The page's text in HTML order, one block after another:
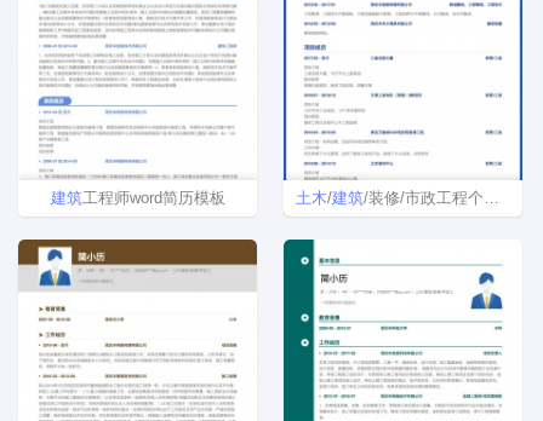
建筑工程师word简历模板 土木/建筑/装修/市政工程个人简历模板Word格式